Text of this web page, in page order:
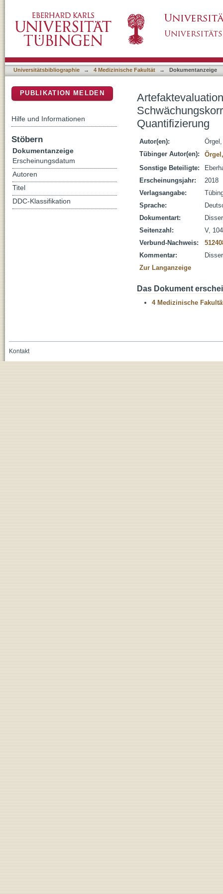
ihr Einfluss auf die PET-Quantifizierung
Universitätsbibliographie → 4 Medizinische Fakultät → Dokumentanzeige
Quantifizierung
Autor(en):
Tübinger Autor(en):
Sonstige Beteiligte:
Erscheinungsjahr:
2018
Verlagsangabe:
Sprache:
Dokumentart:
Seitenzahl:
V,
Verbund-Nachweis:
Kommentar:
Zur Langanzeige
Das Dokument
4 Medizinische
PUBLIKATION MELDEN
Hilfe und Informationen
Stöbern
Dokumentanzeige
Erscheinungsdatum
Autoren
Titel
DDC-Klassifikation
Kontakt